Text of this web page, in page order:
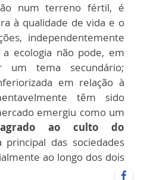
num terreno fértil, é
à qualidade de vida e o
independentemente
ecologia não pode, em
um tema secundário;
em relação à
têm sido
emergiu como um
ao culto do
principal das sociedades
ao longo dos dois